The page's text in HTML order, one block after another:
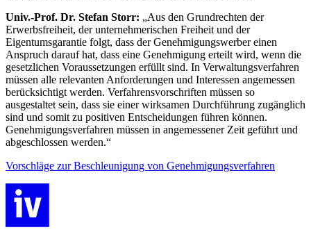
Univ.-Prof. Dr. Stefan Storr: „Aus den Grundrechten der
Erwerbsfreiheit, der unternehmerischen Freiheit und der
Eigentumsgarantie folgt, dass der Genehmigungswerber einen
Anspruch darauf hat, dass eine Genehmigung erteilt wird, wenn die
gesetzlichen Voraussetzungen erfüllt sind. In Verwaltungsverfahren
müssen alle relevanten Anforderungen und Interessen angemessen
berücksichtigt werden. Verfahrensvorschriften müssen so
ausgestaltet sein, dass sie einer wirksamen Durchführung zugänglich
sind und somit zu positiven Entscheidungen führen können.
Genehmigungsverfahren müssen in angemessener Zeit geführt und
abgeschlossen werden.“
Vorschläge zur Beschleunigung von Genehmigungsverfahren